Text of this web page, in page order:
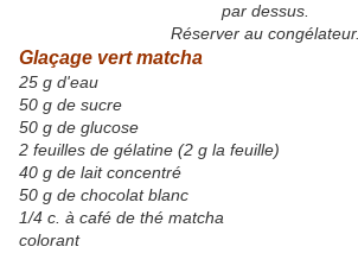
par dessus.
Réserver au congélateur.
Glaçage vert matcha
25 g d'eau
50 g de sucre
50 g de glucose
2 feuilles de gélatine (2 g la feuille)
40 g de lait concentré
50 g de chocolat blanc
1/4 c. à café de thé matcha
colorant